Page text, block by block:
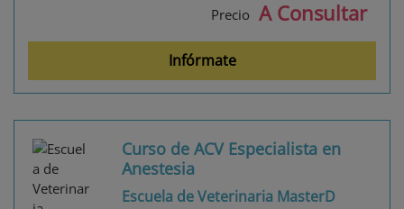
Precio A Consultar
Infórmate
Curso de ACV Especialista en
Anestesia
Escuela de Veterinaria MasterD